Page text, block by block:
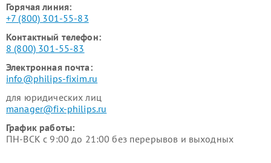
Горячая линия:
+7 (800) 301-55-83
Контактный телефон:
8 (800) 301-55-83
Электронная почта:
info@philips-fixim.ru
для юридических лиц
manager@fix-philips.ru
График работы:
ПН-ВСК с 9:00 до 21:00 без перерывов и выходных